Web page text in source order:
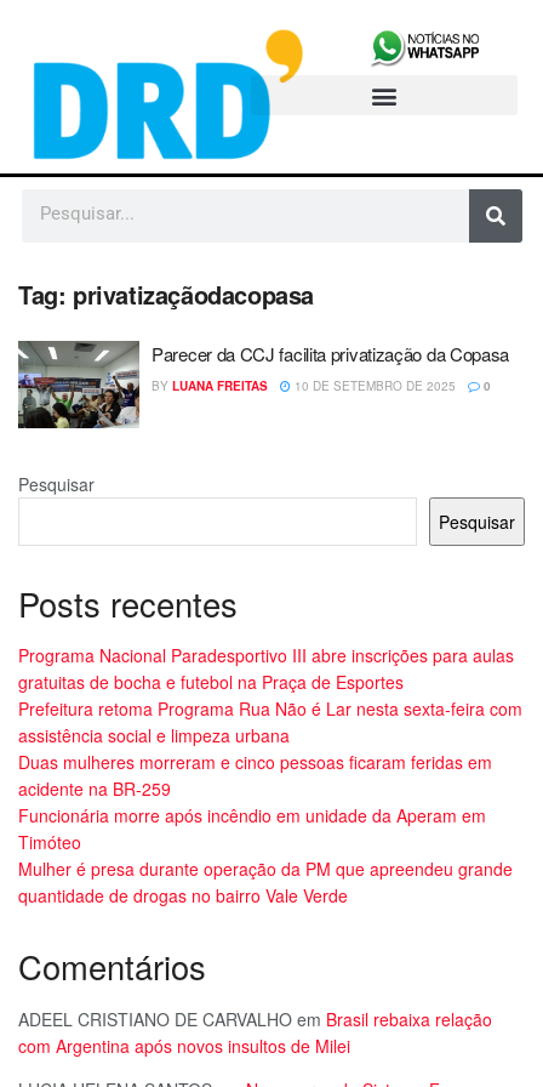
Tag: privatizaçãodacopasa
Parecer da CCJ facilita privatização da Copasa
BY LUANA FREITAS 10 DE SETEMBRO DE 2025 0
Pesquisar
Pesquisar
Posts recentes
Programa Nacional Paradesportivo III abre inscrições para aulas
gratuitas de bocha e futebol na Praça de Esportes
Prefeitura retoma Programa Rua Não é Lar nesta sexta-feira com
assistência social e limpeza urbana
Duas mulheres morreram e cinco pessoas ficaram feridas em
acidente na BR-259
Funcionária morre após incêndio em unidade da Aperam em
Timóteo
Mulher é presa durante operação da PM que apreendeu grande
quantidade de drogas no bairro Vale Verde
Comentários
ADEEL CRISTIANO DE CARVALHO em Brasil rebaixa relação
com Argentina após novos insultos de Milei